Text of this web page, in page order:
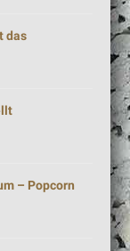
das
– Popcorn